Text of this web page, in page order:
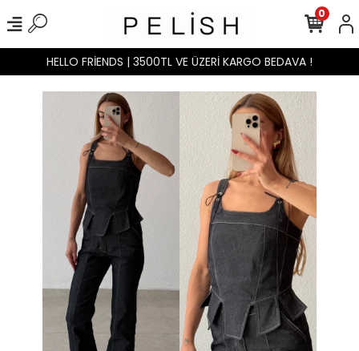
HELLO FRİENDS | 3500TL VE ÜZERİ KARGO BEDAVA !
0